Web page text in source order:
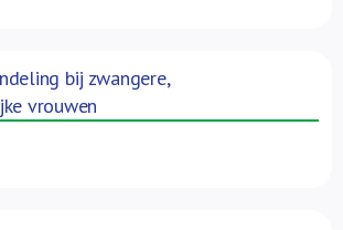
bij zwangere,
vrouwen